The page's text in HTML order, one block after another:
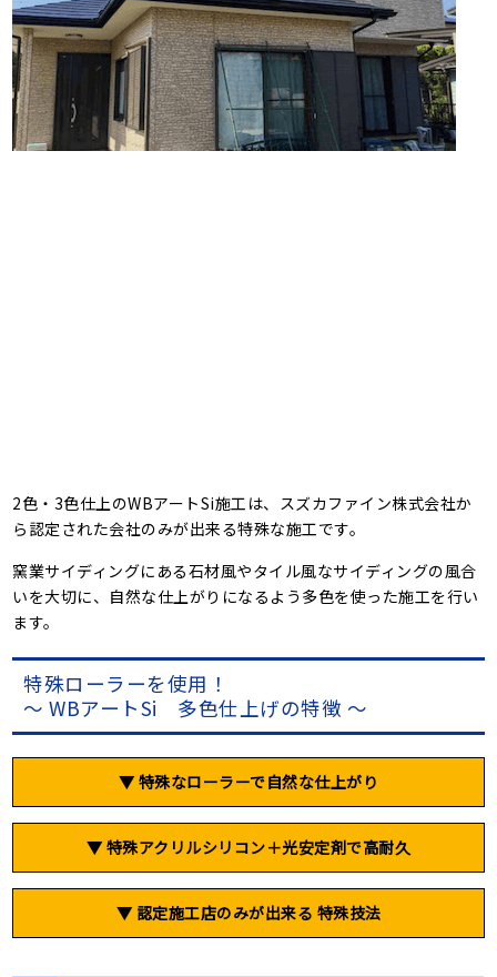
2色・3色仕上のWBアートSi施工は、スズカファイン株式会社か
ら認定された会社のみが出来る特殊な施工です。
窯業サイディングにある石材風やタイル風なサイディングの風合
いを大切に、自然な仕上がりになるよう多色を使った施工を行い
ます。
特殊ローラーを使用！
～ WBアートSi 多色仕上げの特徴 ～
▼ 特殊なローラーで自然な仕上がり
▼ 特殊アクリルシリコン＋光安定剤で高耐久
▼ 認定施工店のみが出来る 特殊技法